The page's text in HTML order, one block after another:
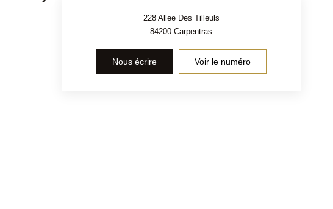
228 Allee Des Tilleuls
84200Carpentras
Nous écrire Voir le numéro